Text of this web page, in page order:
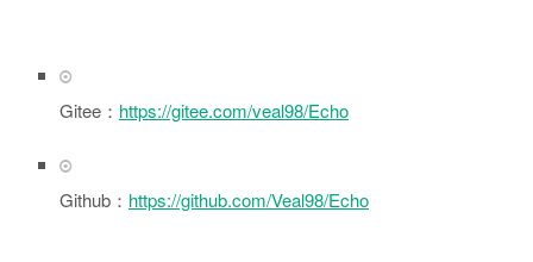
Gitee： https://gitee.com/veal98/Echo
Github： https://github.com/Veal98/Echo